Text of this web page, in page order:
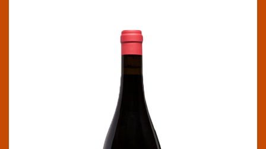
VARA Y PULGAR